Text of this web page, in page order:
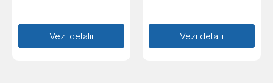
Adaugă în coș
Vezi detalii Adaugă în coș
Vezi detalii